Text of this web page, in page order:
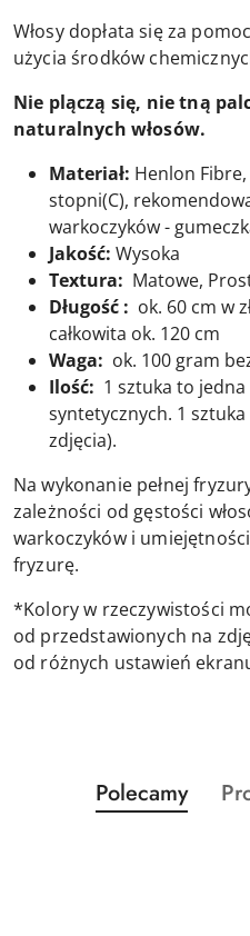
Włosy dopłata się za
użycia środków
Nie plączą się, nie tną
naturalnych włosów.
Materiał: Henlon
stopni(C),
warkoczyków -
Jakość: Wysoka
Textura: Matowe,
Długość : ok. 60 cm w
całkowita ok. 120 cm
Waga: ok. 100 gram
Ilość: 1 sztuka to jedna
syntetycznych. 1
zdjęcia).
Na wykonanie pełnej
zależności od gęstości
warkoczyków i
fryzurę.
*Kolory w rzeczywistości
od przedstawionych na
od różnych ustawień
Pomiń karuzelę
Produkty
o
Polecamy